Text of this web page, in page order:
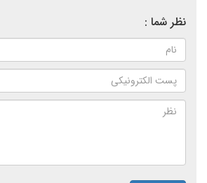
نظر شما :